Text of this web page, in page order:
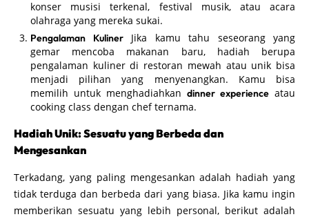
konser musisi terkenal, festival musik, atau acara
olahraga yang mereka sukai.
Pengalaman KulinerJika kamu tahu seseorang yang
gemar mencoba makanan baru, hadiah berupa
pengalaman kuliner di restoran mewah atau unik bisa
menjadi pilihan yang menyenangkan. Kamu bisa
memilih untuk menghadiahkan dinner experience atau
cooking class dengan chef ternama.
Hadiah Unik: Sesuatu yang Berbeda dan
Mengesankan
Terkadang, yang paling mengesankan adalah hadiah yang
tidak terduga dan berbeda dari yang biasa. Jika kamu ingin
memberikan sesuatu yang lebih personal, berikut adalah